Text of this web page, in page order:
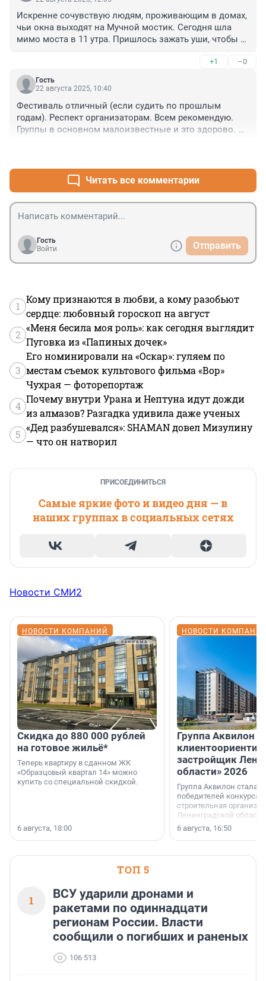
Искренне сочувствую людям, проживающим в домах,
чьи окна выходят на Мучной мостик. Сегодня шла
мимо моста в 11 утра. Пришлось зажать уши, чтобы
орущих и бьющих по струнам гитар "музыкантов",
гордо возвышающихся на мосту. Звук усилен
мощными звуковыми колонками. Как в это время
себе представить. Это ужасно!
+1 –0
Гость
22 августа 2025, 10:40
Фестиваль отличный (если судить по прошлым
годам). Респект организаторам. Всем рекомендую.
Группы в основном малоизвестные и это здорово.
Читать все комментарии
Гость
Войти
Отправить
1
Кому признаются в любви, а кому разобьют
сердце: любовный гороскоп на август
2
«Меня бесила моя роль»: как сегодня выглядит
Пуговка из «Папиных дочек»
3
Его номинировали на «Оскар»: гуляем по
местам съемок культового фильма «Вор»
Чухрая — фоторепортаж
4
Почему внутри Урана и Нептуна идут дожди
из алмазов? Разгадка удивила даже ученых
5
«Дед разбушевался»: SHAMAN довел Мизулину
— что он натворил
ПРИСОЕДИНИТЬСЯ
Самые яркие фото и видео дня — в
наших группах в социальных сетях
Новости СМИ2
НОВОСТИ КОМПАНИЙ
Скидка до 880 000 рублей
на готовое жильё*
Теперь квартиру в сданном ЖК
«Образцовый квартал 14» можно
купить со специальной скидкой.
6 августа, 18:00
НОВОСТИ
Группа Аквилон
застройщик
области» 2026
Группа Аквилон стала
победителей конкурса
строительная
Ленинградской области
номинации «Самый
застройщик
области».
6 августа, 16:50
ТОП 5
1
ВСУ ударили дронами и
ракетами по одиннадцати
регионам России. Власти
сообщили о погибших и раненых
106 513